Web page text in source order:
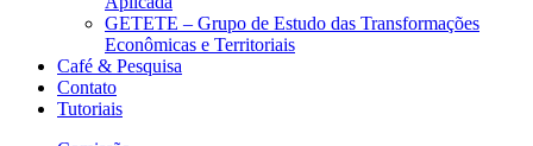
GETETE – Grupo de Estudo das Transformações
Econômicas e Territoriais
Café & Pesquisa
Contato
Tutoriais